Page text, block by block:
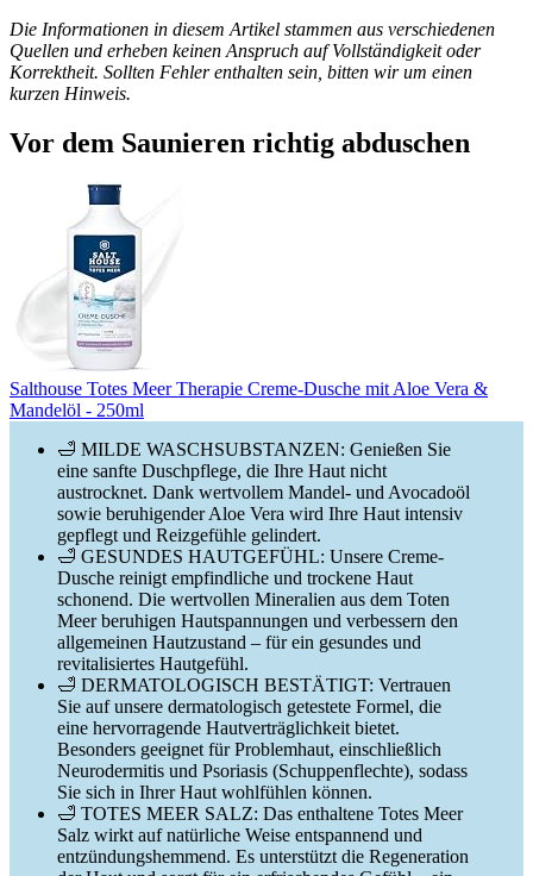
Die Informationen in diesem Artikel stammen aus verschiedenen
Quellen und erheben keinen Anspruch auf Vollständigkeit oder
Korrektheit. Sollten Fehler enthalten sein, bitten wir um einen
kurzen Hinweis.
Vor dem Saunieren richtig abduschen
Salthouse Totes Meer Therapie Creme-Dusche mit Aloe Vera &
Mandelöl - 250ml
🛁 MILDE WASCHSUBSTANZEN: Genießen Sie
eine sanfte Duschpflege, die Ihre Haut nicht
austrocknet. Dank wertvollem Mandel- und Avocadoöl
sowie beruhigender Aloe Vera wird Ihre Haut intensiv
gepflegt und Reizgefühle gelindert.
🛁 GESUNDES HAUTGEFÜHL: Unsere Creme-
Dusche reinigt empfindliche und trockene Haut
schonend. Die wertvollen Mineralien aus dem Toten
Meer beruhigen Hautspannungen und verbessern den
allgemeinen Hautzustand – für ein gesundes und
revitalisiertes Hautgefühl.
🛁 DERMATOLOGISCH BESTÄTIGT: Vertrauen
Sie auf unsere dermatologisch getestete Formel, die
eine hervorragende Hautverträglichkeit bietet.
Besonders geeignet für Problemhaut, einschließlich
Neurodermitis und Psoriasis (Schuppenflechte), sodass
Sie sich in Ihrer Haut wohlfühlen können.
🛁 TOTES MEER SALZ: Das enthaltene Totes Meer
Salz wirkt auf natürliche Weise entspannend und
entzündungshemmend. Es unterstützt die Regeneration